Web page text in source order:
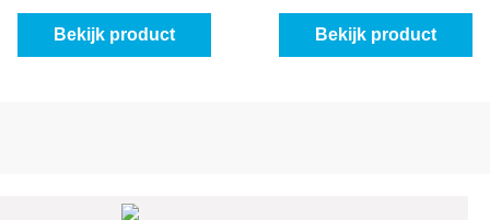
Bekijk product Bekijk product